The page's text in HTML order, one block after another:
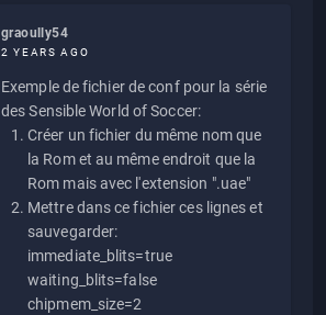
graoully54
2 YEARS AGO
Exemple de fichier de conf pour la série
des Sensible World of Soccer:
Créer un fichier du même nom que
la Rom et au même endroit que la
Rom mais avec l'extension ".uae"
Mettre dans ce fichier ces lignes et
sauvegarder:
immediate_blits=true
waiting_blits=false
chipmem_size=2